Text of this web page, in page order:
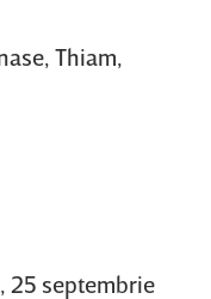
Thiam,
25 septembrie